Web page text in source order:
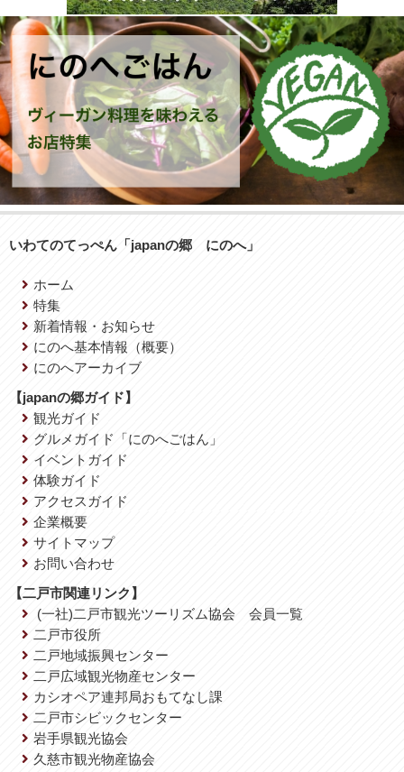
いわてのてっぺん「japanの郷 にのへ」
ホーム
特集
新着情報・お知らせ
にのへ基本情報（概要）
にのへアーカイブ
【japanの郷ガイド】
観光ガイド
グルメガイド「にのへごはん」
イベントガイド
体験ガイド
アクセスガイド
企業概要
サイトマップ
お問い合わせ
【二戸市関連リンク】
(一社)二戸市観光ツーリズム協会 会員一覧
二戸市役所
二戸地域振興センター
二戸広域観光物産センター
カシオペア連邦局おもてなし課
二戸市シビックセンター
岩手県観光協会
久慈市観光物産協会